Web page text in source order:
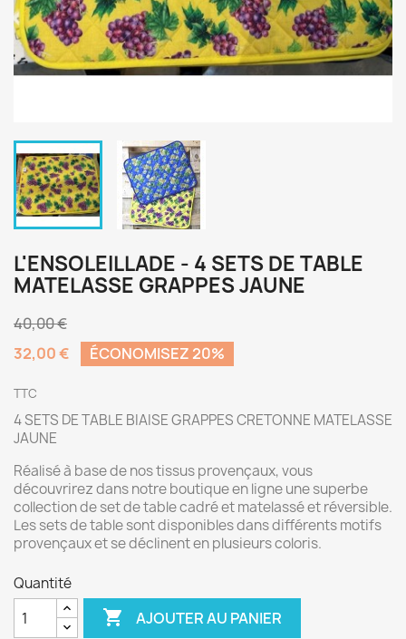
L'ENSOLEILLADE - 4 SETS DE TABLE
MATELASSE GRAPPES JAUNE
40,00 €
32,00 €
ÉCONOMISEZ 20%
TTC
4 SETS DE TABLE BIAISE GRAPPES CRETONNE MATELASSE
JAUNE
Réalisé à base de nos tissus provençaux, vous
découvrirez dans notre boutique en ligne une superbe
collection de set de table cadré et matelassé et réversible.
Les sets de table sont disponibles dans différents motifs
provençaux et se déclinent en plusieurs coloris.
Quantité
 AJOUTER AU PANIER